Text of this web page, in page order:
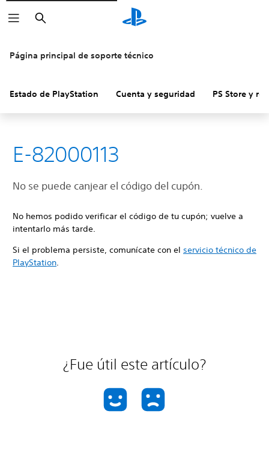
Buscar
Página principal de soporte técnico
Estado de PlayStation Cuenta y seguridad PS Store y
E-82000113
No se puede canjear el código del cupón.
No hemos podido verificar el código de tu cupón; vuelve a
intentarlo más tarde.
Si el problema persiste, comunícate con el servicio técnico de
PlayStation.
¿Fue útil este artículo?